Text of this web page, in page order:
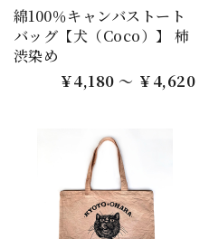
綿100％キャンバストート
バッグ【犬（Coco）】 柿
渋染め
￥4,180 ～ ￥4,620